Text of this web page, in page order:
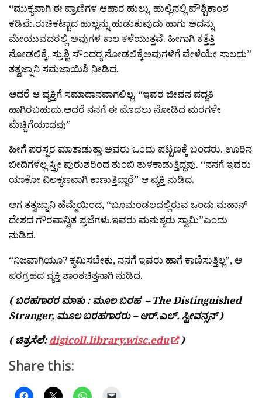
“ಮುಕ್ಯವಾಗಿ ಈ ಪ್ರಾಣಿಗಳ ಆಹಾರ ಹುಲ್ಲು. ಹುಲ್ಲಿನಲ್ಲಿ ಪೌಶ್ಟಿಕಾಂಶ
ಕಡಿಮೆ.ರುಚಿಕಟ್ಟಾದ ಹುಲ್ಲನ್ನು ಹುಡುಕುವುದು ಹಾಗು ಅದನ್ನು
ಮೇಯುವದರಲ್ಲಿ ಅವುಗಳ ಕಾಲ ಕಳೆಯುತ್ತವೆ. ಹೀಗಾಗಿ ಕತ್ತೆತ್ತಿ
ನೋಡಲಿಕ್ಕೆ, ಸ್ರುಶ್ಟಿ ಸೌಂದರ‍್ಯ ನೋಡಲಿಕ್ಕೆಅವುಗಳಿಗೆ ವೇಳೆಯೇ ಸಾಲದು”
ತತ್ವಜ್ನಾನಿ ಸಮಜಾಯಿಶಿ ನೀಡಿದ.
ಆದರೆ ಆ ವ್ಯಕ್ತಿಗೆ ಸಮಾದಾನವಾಗಲಿಲ್ಲ. “ಇವರ ಜೀವನ ಪದ್ದತಿ
ಹಾಗಿರಬಹುದು.ಆದರೆ ನನಗೆ ಈ ಮೊದಲು ನೋಡಿದ ಮರಗಳೇ
ಮೆಚ್ಚಿಗೆಯಾದವು”
ಹೀಗೆ ಪರಸ್ಪರ ಮಾತಾಡುತ್ತಾ ಅವರು ಒಂದು ಪಟ್ಟಣಕ್ಕೆ ಬಂದರು. ಊರಿನ
ಬೀದಿಗಳೆಲ್ಲ ಸ್ತ್ರೀ ಪುರುಶರಿಂದ ತುಂಬಿ ತುಳಕಾಡುತ್ತಿದ್ದವು. “ನನಗೆ ಇವರು
ಯಾಕೋ ವಿಲಕ್ಶಣವಾಗಿ ಕಾಣುತ್ತಿದ್ದಾರೆ” ಆ ವ್ಯಕ್ತಿ ನುಡಿದ.
ಆಗ ತತ್ವಜ್ನಾನಿ ಹೆಮ್ಮೆಯಿಂದ, “ಬೂಮಂಡಲದಲ್ಲಿರುವ ಒಂದು ಮಹಾನ್‍
ದೇಶದ ಗೌರವಾನ್ವಿತ ಪ್ರಜೆಗಳು.ಇವರು ಮನುಶ್ಯರು ಸ್ವಾಮಿ”ಎಂದು
ನುಡಿದ.
“ನಿಜವಾಗಿಯೂ? ಕ್ಶಮಿಸಬೇಕು, ನನಗೆ ಇವರು ಹಾಗೆ ಕಾಣಿಸುತ್ತಿಲ್ಲ”, ಆ
ಪರಗ್ರಹದ ವ್ಯಕ್ತಿ ಶಾಂತಚಿತ್ತನಾಗಿ ನುಡಿದ.
( ಬರಹಗಾರರ ಮಾತು : ಮೂಲ ಬರಹ – The Distinguished
Stranger, ಮೂಲ ಬರಹಗಾರರು – ಆರ್.ಎಲ್. ಸ್ಟೀವನ್ಸನ್ )
( ಚಿತ್ರಸೆಲೆ:digicoll.library.wisc.edu )
Share this: